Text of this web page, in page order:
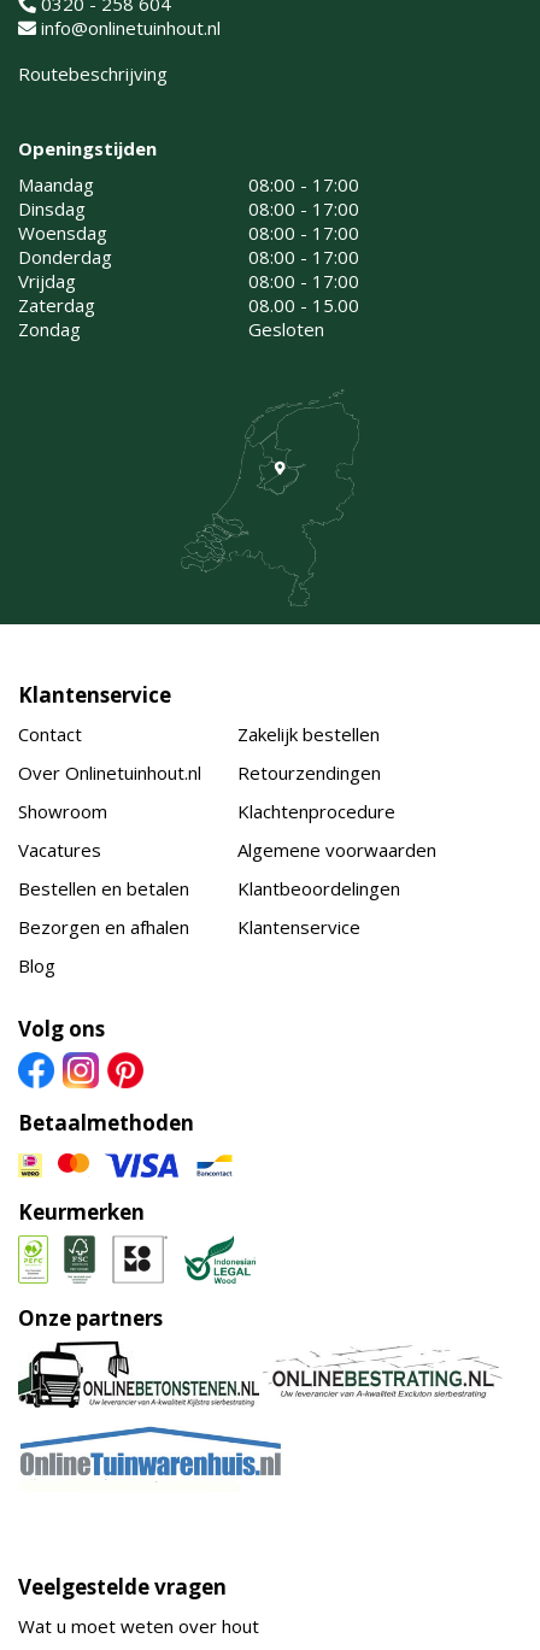
info@onlinetuinhout.nl
Routebeschrijving
Openingstijden
Maandag
08:00 - 17:00
Dinsdag
08:00 - 17:00
Woensdag
08:00 - 17:00
Donderdag
08:00 - 17:00
Vrijdag
08:00 - 17:00
Zaterdag
08.00 - 15.00
Zondag
Gesloten
Klantenservice
Contact
Over Onlinetuinhout.nl
Showroom
Vacatures
Bestellen en betalen
Bezorgen en afhalen
Blog
Zakelijk bestellen
Retourzendingen
Klachtenprocedure
Algemene voorwaarden
Klantbeoordelingen
Klantenservice
Volg ons
Betaalmethoden
Keurmerken
Onze partners
Veelgestelde vragen
Wat u moet weten over hout